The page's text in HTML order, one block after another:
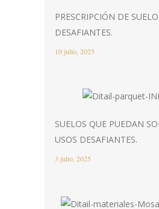
PRESCRIPCIÓN DE
DESAFIANTES.
10 julio, 2025
SUELOS QUE PUEDAN
USOS DESAFIANTES.
3 julio, 2025